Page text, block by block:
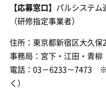
【応募窓口】
パルシステ
（研修指定事業者）
住所：東京都新宿区大久
事務局：宮下・江田・青柳
電話：03－6233－7473
く）